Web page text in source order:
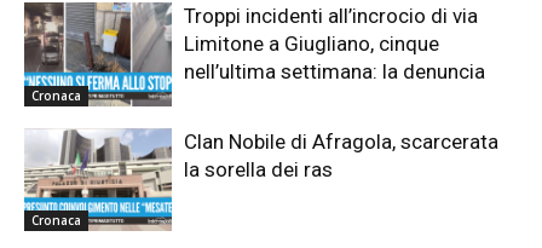
Cronaca
Troppi incidenti all’incrocio di via
Limitone a Giugliano, cinque
nell’ultima settimana: la denuncia
Cronaca
Clan Nobile di Afragola, scarcerata
la sorella dei ras